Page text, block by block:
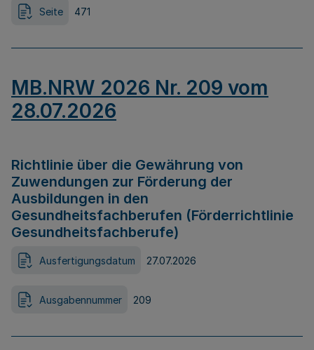
Seite 471
MB.NRW 2026 Nr. 209 vom
28.07.2026
Richtlinie über die Gewährung von
Zuwendungen zur Förderung der
Ausbildungen in den
Gesundheitsfachberufen (Förderrichtlinie
Gesundheitsfachberufe)
Ausfertigungsdatum 27.07.2026
Ausgabennummer 209